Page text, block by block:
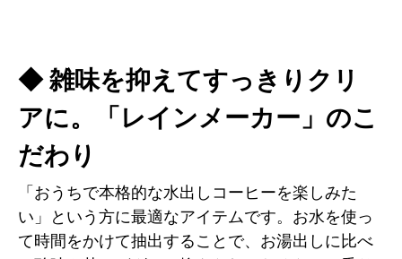
◆ 雑味を抑えてすっきりクリ
アに。「レインメーカー」のこ
だわり
「おうちで本格的な水出しコーヒーを楽しみた
い」という方に最適なアイテムです。お水を使っ
て時間をかけて抽出することで、お湯出しに比べ